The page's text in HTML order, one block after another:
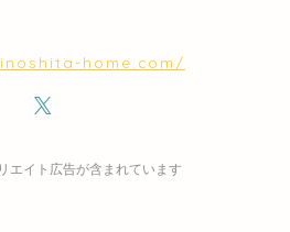
home.com/
エイト広告が含まれています